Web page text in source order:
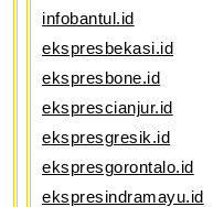
infobantul.id
ekspresbekasi.id
ekspresbone.id
eksprescianjur.id
ekspresgresik.id
ekspresgorontalo.id
ekspresindramayu.id